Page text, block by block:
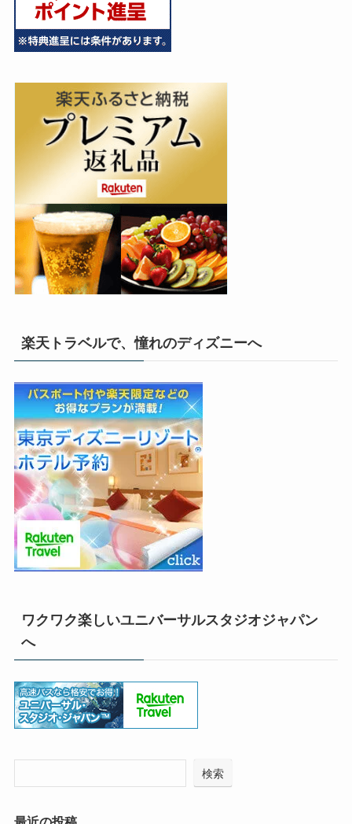
楽天トラベルで、憧れのディズニーへ
ワクワク楽しいユニバーサルスタジオジャパン
へ
検索